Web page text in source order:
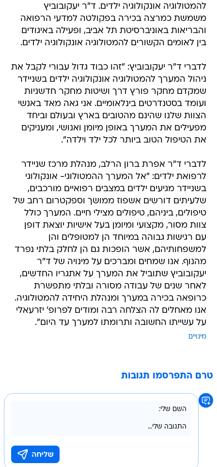
להמטולוגיה אונקולוגיה ילדים. ד"ר יעקובוביץ
משמשת כמרצה בכירה בפקולטה למדעי הרפואה
והבריאות באוניברסיטת תל אביב, ופעילה באיגודים
בין לאומים הקשורים להמטולוגיה אונקולוגיה ילדים.
לדברי ד"ר יעקובוביץ: "זהו כבוד גדול עבורי לקבל את
ניהול המערך להמטולוגיה אונקולוגיה ילדים בשניידר
שמקדם מחקר פורץ דרך ושיטות מחקר חדשניות
ועומד בסטנדרטים בינלאומיים. אני גאה מאד באנשי
הצוות שלנו שהינם מהטובים בארץ ובעולם וביחד
מפעילים את המערך באופן מיומן ואנושי, ומעניקים
את הטיפול הטוב ביותר לכל ילד וילדה".
לדברי ד"ר אפרת ברון הרלב, מנהלת מרכז שניידר
לרפואת ילדים: "אל המערך ההמטולוגי- אונקולוגי
בשניידר מגיעים ילדים במצבים רפואיים מורכבים,
שלעיתים דורשים אשפוז ממושך וספקטרום רחב של
טיפולים, ביניהם, טיפולים מצילי חיים. המערך כולל
צוות מסור, מקצועי ומיומן בעל אישיות יוצאת דופן
עם רגישות גבוהה במיוחד הן למטופלים והן
למשפחותיהם, אשר הופכות גם הן לחלק בלתי נפרד
מהנוף. אנו שמחים ומברכים על מינויה של ד"ר
יעקובוביץ שתוביל את המערך על אתגריו החדשים,
לאחר שנים של עבודה מסורה ובלתי מתפשרת
כרופאה בכירה במערך ומנהלת היחידה להמטולוגיה.
אנו מאחלים לה הצלחה רבה ומודים לפרופ' יזרעאלי
על עשייתו החשובה ותרומתו למערך עד היום".
מינויים
טרם התפרסמו תגובות